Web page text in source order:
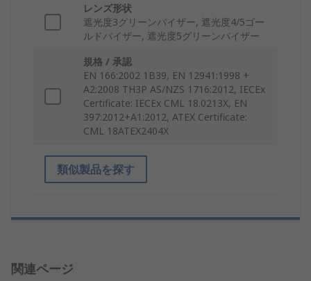
レンズ形状
遮光度3グリーンバイザー, 遮光度4/5ゴー
ルドバイザー, 遮光度5グリーンバイザー
規格 / 承認
EN 166:2002 1B39, EN 12941:1998 +
A2:2008 TH3P AS/NZS 1716:2012, IECEx
Certificate: IECEx CML 18.0213X, EN
397:2012+A1:2012, ATEX Certificate:
CML 18ATEX2404X
類似製品を探す
関連ページ